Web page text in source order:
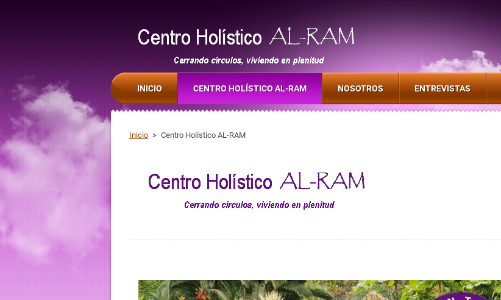
Cerrando círculos, viviendo en plenitud
Inicio > Centro Holístico AL-RAM
INICIO CENTRO HOLÍSTICO AL-RAM NOSOTROS ENTREVISTAS